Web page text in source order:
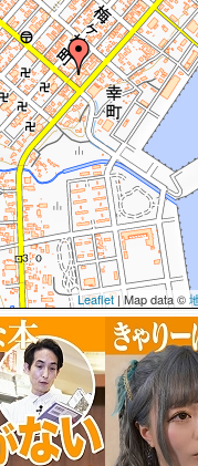
Leaflet| Map data ©